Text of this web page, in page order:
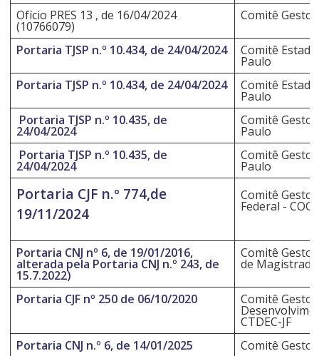
Ofício PRES 13 , de 16/04/2024
(10766079)
Comitê
Portaria TJSP n.º 10.434, de 24/04/2024 Comitê
Paulo
Portaria TJSP n.º 10.434, de 24/04/2024
Comitê
Paulo
Portaria TJSP n.º 10.435, de
24/04/2024
Comitê
Paulo
Portaria TJSP n.º 10.435, de
24/04/2024
Comitê
Paulo
Portaria CJF n.º 774,de
19/11/2024
Comitê
Federal -
Portaria CNJ nº 6, de 19/01/2016,
alterada pela Portaria CNJ n.º 243, de
15.7.2022)
Comitê
de
Portaria CJF nº 250 de 06/10/2020 Comitê
CTDEC-JF
Portaria CNJ n.º 6, de 14/01/2025
Comitê